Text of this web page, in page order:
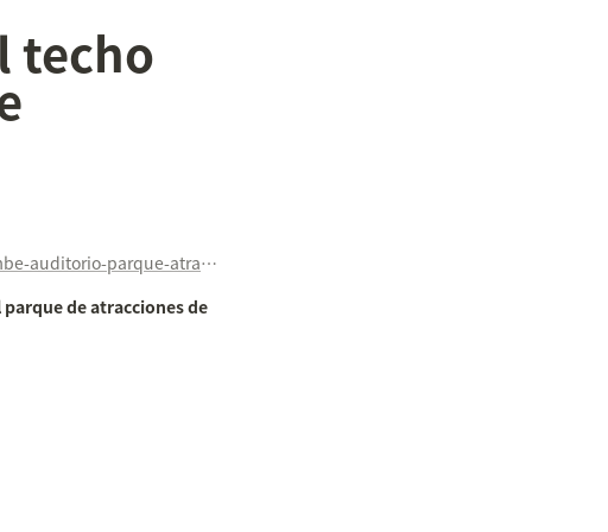
techo
https://www.telemadrid.es/noticias/madrid/Derrumbe-auditorio-parque-atracciones-Madrid-0-2425257465--20220219031854.html
de atracciones de